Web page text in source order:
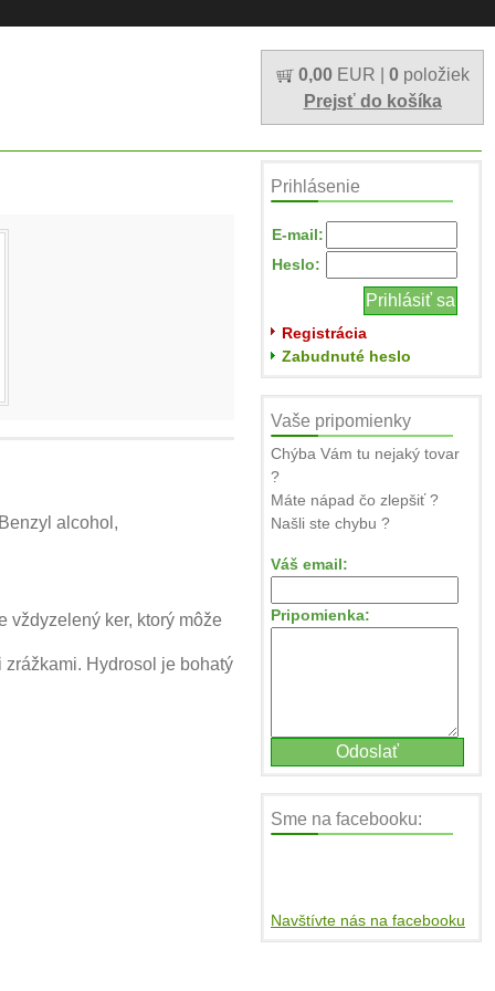
0,00 EUR | 0 položiek
Prejsť do košíka
alcohol,
vždyzelený ker, ktorý môže
Hydrosol je bohatý
Prihlásenie
E-mail:
Heslo:
Registrácia
Zabudnuté heslo
Vaše pripomienky
Chýba Vám tu nejaký tovar
?
Máte nápad čo zlepšiť ?
Našli ste chybu ?
Váš email:
Pripomienka:
Sme na facebooku:
Navštívte nás na facebooku